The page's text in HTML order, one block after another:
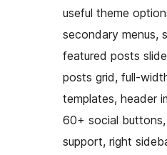
useful theme
secondary menus,
featured posts
posts grid, full-
templates, header
60+ social buttons,
support, right